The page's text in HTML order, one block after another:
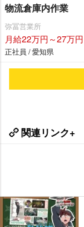
物流倉庫内作業
弥冨営業所
月給22万円～27万円
正社員 / 愛知県
関連リンク+